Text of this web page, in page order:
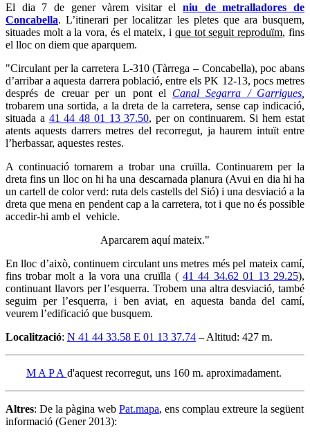
El dia 7 de gener vàrem visitar elniu de metralladores de
Concabella. L’itinerari per localitzar les pletes que ara busquem,
situades molt a la vora, és el mateix, i que tot seguit reproduïm, fins
el lloc on diem que aparquem.
"Circulant per la carretera L-310 (Tàrrega – Concabella), poc abans
d’arribar a aquesta darrera població, entre els PK 12-13, pocs metres
després de creuar per un pont el Canal Segarra / Garrigues
trobarem una sortida, a la dreta de la carretera, sense cap indicació,
situada a 41 44 48 01 13 37.50, per on continuarem. Si hem estat
atents aquests darrers metres del recorregut, ja haurem intuït entre
l’herbassar, aquestes restes.
A continuació tornarem a trobar una cruïlla. Continuarem per la
dreta fins un lloc on hi ha una descarnada planura (Avui en dia hi ha
un cartell de color verd: ruta dels castells del Sió) i una desviació a la
dreta que mena en pendent cap a la carretera, tot i que no és possible
accedir-hi amb el vehicle.
Aparcarem aquí mateix."
En lloc d’això, continuem circulant uns metres més pel mateix camí,
fins trobar molt a la vora una cruïlla (41 44 34.62 01 13 29.25),
continuant llavors per l’esquerra. Trobem una altra desviació, també
seguim per l’esquerra, i ben aviat, en aquesta banda del camí,
veurem l’edificació que busquem.
Localització: N 41 44 33.58 E 01 13 37.74 – Altitud: 427 m.
M A P A d'aquest recorregut, uns 160 m. aproximadament.
Altres: De la pàgina web Pat.mapa, ens complau extreure la següent
informació (Gener 2013):